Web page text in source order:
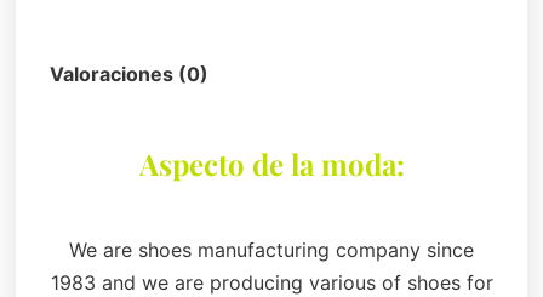
Valoraciones (0)
Aspecto de la moda:
We are shoes manufacturing company since
1983 and we are producing various of shoes for